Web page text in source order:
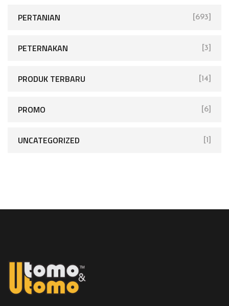
PERTANIAN [693]
PETERNAKAN [3]
PRODUK TERBARU [14]
PROMO [6]
UNCATEGORIZED [1]